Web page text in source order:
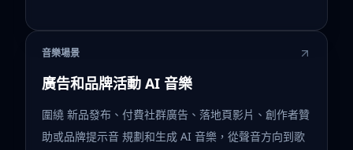
音樂場景
廣告和品牌活動 AI 音樂
圍繞 新品發布、付費社群廣告、落地頁影片、創作者贊
助或品牌提示音 規劃和生成 AI 音樂，從聲音方向到歌